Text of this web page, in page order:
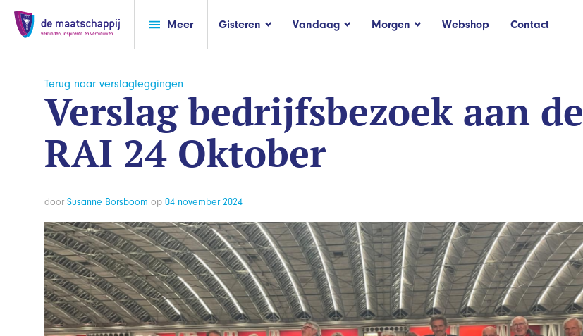
Meer Gisteren Vandaag Morgen Webshop Contact
Terug naar verslagleggingen
Verslag bedrijfsbezoek aan de
RAI 24 Oktober
door Susanne Borsboom op 04 november 2024